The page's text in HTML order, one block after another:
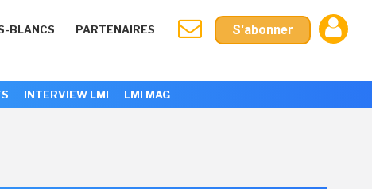
BLANCS PARTENAIRES S'abonner
INTERVIEW LMI LMI MAG